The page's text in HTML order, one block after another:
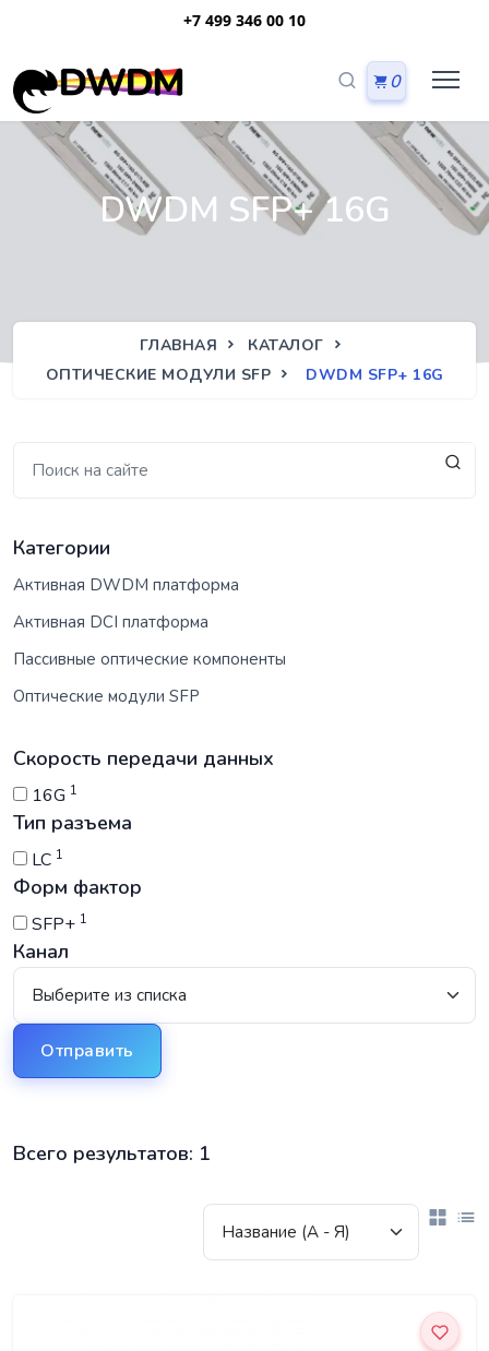
+7 499 346 00 10
0
DWDM SFP+ 16G
ГЛАВНАЯ
КАТАЛОГ
ОПТИЧЕСКИЕ МОДУЛИ SFP
DWDM SFP+ 16G
Категории
Активная DWDM платформа
Активная DCI платформа
Пассивные оптические компоненты
Оптические модули SFP
Скорость передачи данных
16G 1
Тип разъема
LC 1
Форм фактор
SFP+ 1
Канал
Отправить
Всего результатов: 1